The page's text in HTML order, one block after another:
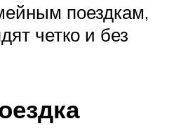
поездкам,
четко и без